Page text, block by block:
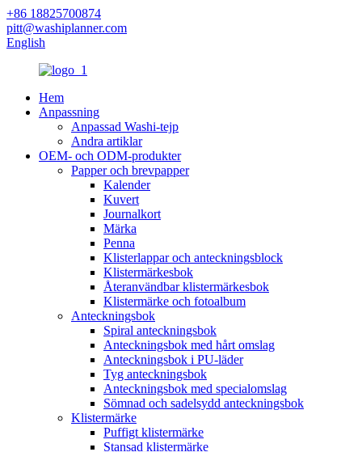
+86 18825700874
pitt@washiplanner.com
English
Hem
Anpassning
Anpassad Washi-tejp
Andra artiklar
OEM- och ODM-produkter
Papper och brevpapper
Kalender
Kuvert
Journalkort
Märka
Penna
Klisterlappar och anteckningsblock
Klistermärkesbok
Återanvändbar klistermärkesbok
Klistermärke och fotoalbum
Anteckningsbok
Spiral anteckningsbok
Anteckningsbok med hårt omslag
Anteckningsbok i PU-läder
Tyg anteckningsbok
Anteckningsbok med specialomslag
Sömnad och sadelsydd anteckningsbok
Klistermärke
Puffigt klistermärke
Stansad klistermärke